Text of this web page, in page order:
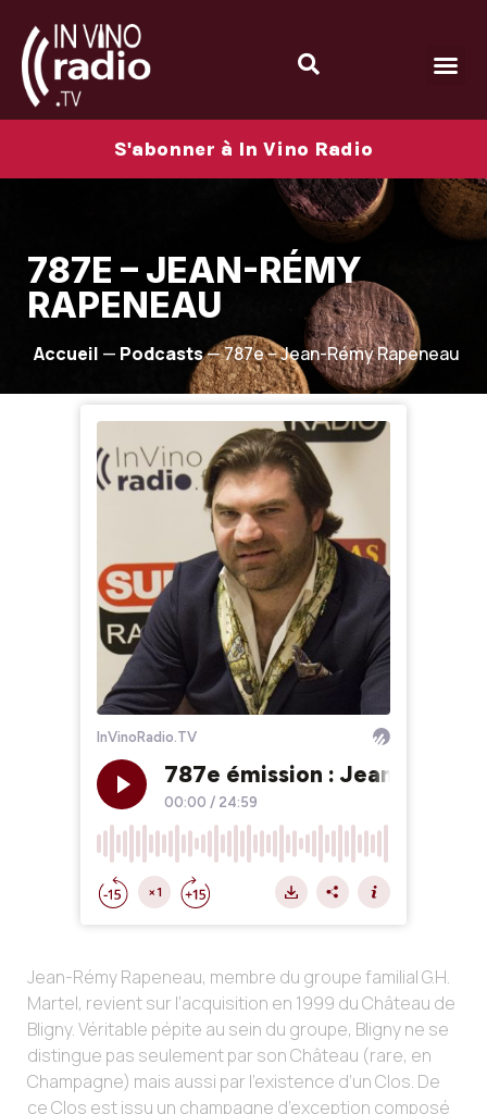
S'abonner à In Vino Radio
787E – JEAN-RÉMY
RAPENEAU
Accueil — Podcasts—787e – Jean-Rémy Rapeneau
Jean-Rémy Rapeneau, membre du groupe familial G.H.
Martel, revient sur l’acquisition en 1999 du Château de
Bligny. Véritable pépite au sein du groupe, Bligny ne se
distingue pas seulement par son Château (rare, en
Champagne) mais aussi par l’existence d’un Clos. De
ce Clos est issu un champagne d’exception composé